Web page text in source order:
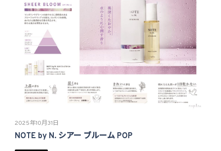
2025年10月31日
NOTE by N. シアー ブルーム POP